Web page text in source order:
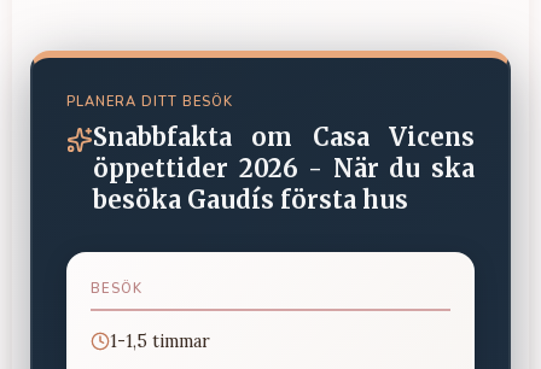
PLANERA DITT BESÖK
Snabbfakta om
Casa Vicens
öppettider 2026 - När du ska
besöka Gaudís första hus
BESÖK
1-1,5 timmar